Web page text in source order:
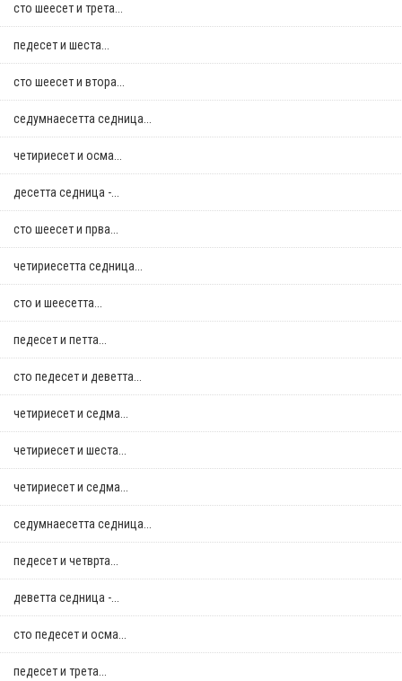
сто шеесет и трета...
педесет и шеста...
сто шеесет и втора...
седумнаесетта седница...
четириесет и осма...
десетта седница -...
сто шеесет и прва...
четириесетта седница...
сто и шеесетта...
педесет и петта...
сто педесет и деветта...
четириесет и седма...
четириесет и шеста...
четириесет и седма...
седумнаесетта седница...
педесет и четврта...
деветта седница -...
сто педесет и осма...
педесет и трета...